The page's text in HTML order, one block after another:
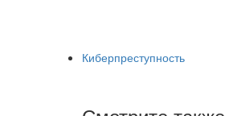
Киберпреступность